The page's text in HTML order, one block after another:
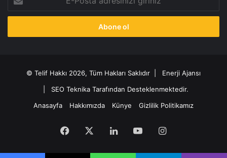
Posta
adresinizi
© Telif Hakkı 2026, Tüm Hakları Saklıdır | Enerji Ajansı
SEO Teknika Tarafından Desteklenmektedir.
Anasayfa
Hakkımızda Künye Gizlilik Politikamız
Facebook LinkedInYouTubeInstagram